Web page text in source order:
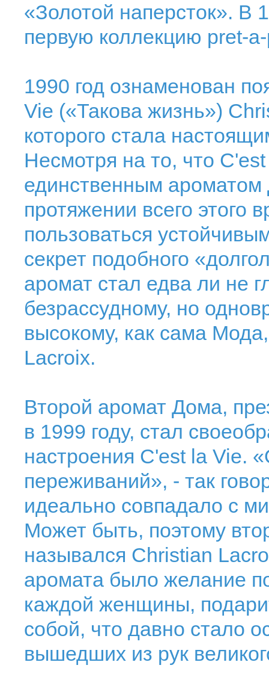
«Золотой наперсток». В
первую коллекцию рret-
1990 год ознаменован
Vie («Такова жизнь»)
которого стала
Несмотря на то, что
единственным
протяжении всего этого
пользоваться
секрет подобного
аромат стал едва ли не
безрассудному, но
высокому, как сама
Lacroix.
Второй аромат Дома,
в 1999 году, стал
настроения C'est la Vie.
переживаний», - так
идеально совпадало с
Может быть, поэтому
назывался Christian
аромата было желание
каждой женщины,
собой, что давно стало
вышедших из рук